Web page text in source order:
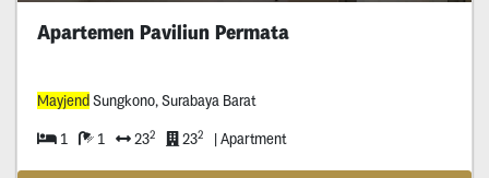
Apartemen Paviliun Permata
Mayjend Sungkono, Surabaya Barat
1 1 232 232 | Apartment